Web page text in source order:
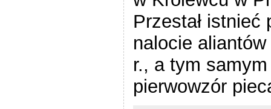
Przestał istnieć
nalocie
r., a tym
pierwowzór